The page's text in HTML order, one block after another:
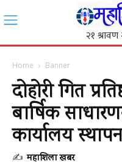
Home Banner
दोहोरी गित
बार्षिक
कार्यालय
✍ महाशिला खबर